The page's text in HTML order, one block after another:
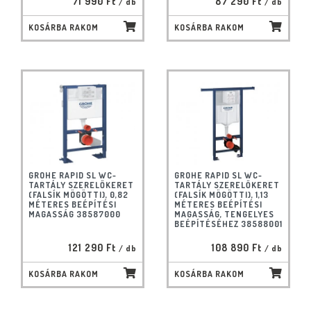
KOSÁRBA RAKOM KOSÁRBA RAKOM
GROHE RAPID SL WC-
TARTÁLY SZERELŐKERET
(FALSÍK MÖGÖTTI), 0,82
MÉTERES BEÉPÍTÉSI
MAGASSÁG 38587000
121 290 Ft / db
KOSÁRBA RAKOM
GROHE RAPID SL WC-
TARTÁLY SZERELŐKERET
(FALSÍK MÖGÖTTI), 1,13
MÉTERES BEÉPÍTÉSI
MAGASSÁG, TENGELYES
BEÉPÍTÉSÉHEZ 38588001
108 890 Ft / db
KOSÁRBA RAKOM